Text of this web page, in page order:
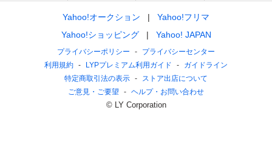
Yahoo!オークション
Yahoo!フリマ
Yahoo!ショッピング
Yahoo! JAPAN
プライバシーポリシー
プライバシーセンター
利用規約
LYPプレミアム利用ガイド
ガイドライン
特定商取引法の表示
ストア出店について
ご意見・ご要望
ヘルプ・お問い合わせ
© LY Corporation